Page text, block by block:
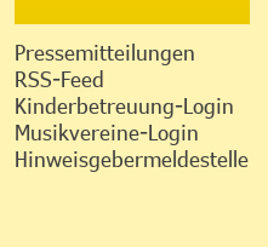
Pressemitteilungen
RSS-Feed
Kinderbetreuung-Login
Musikvereine-Login
Hinweisgebermeldestelle